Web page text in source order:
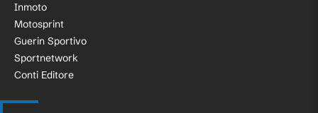
Inmoto
Motosprint
Guerin Sportivo
Sportnetwork
Conti Editore